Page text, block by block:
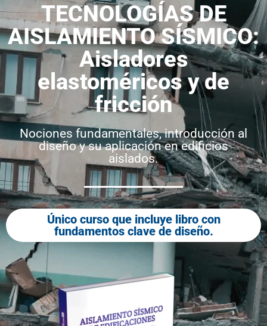
TECNOLOGÍAS DE
AISLAMIENTO SÍSMICO:
Aisladores
elastoméricos y de
fricción
Nociones fundamentales, introducción al
diseño y su aplicación en edificios
aislados.
Único curso que incluye libro con
fundamentos clave de diseño.